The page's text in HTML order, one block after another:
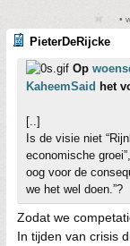
•
PieterDeRijcke
Op
KaheemSaid het
[..]
Is de visie niet
economische
oog voor de
we het wel doen.”?
Zodat we
In tijden van crisis